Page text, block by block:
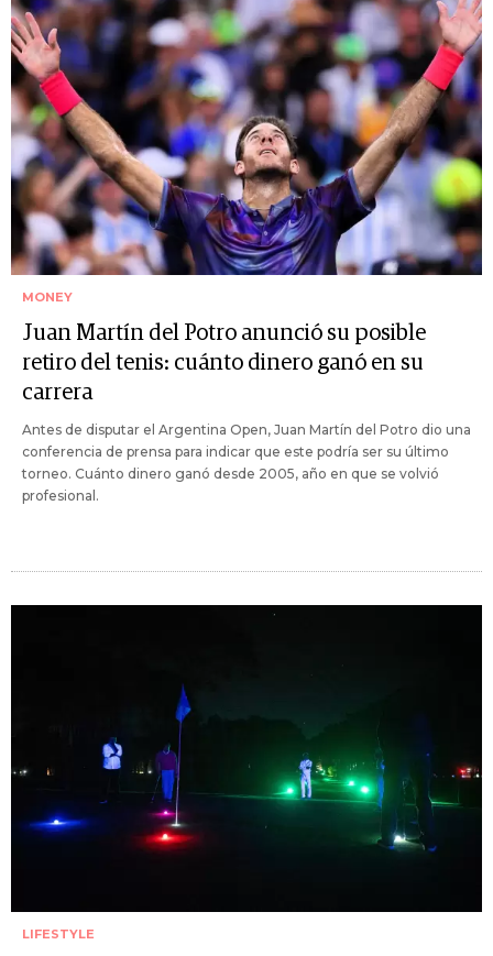
MONEY
Juan Martín del Potro anunció su posible
retiro del tenis: cuánto dinero ganó en su
carrera
Antes de disputar el Argentina Open, Juan Martín del Potro dio una
conferencia de prensa para indicar que este podría ser su último
torneo. Cuánto dinero ganó desde 2005, año en que se volvió
profesional.
LIFESTYLE